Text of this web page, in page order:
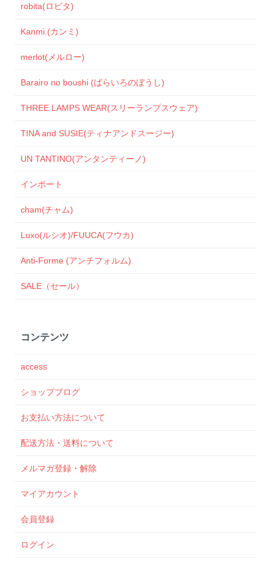
robita(ロビタ)
Kanmi.(カンミ)
merlot(メルロー)
Barairo no boushi (ばらいろのぼうし)
THREE LAMPS WEAR(スリーランプスウェア)
TINA and SUSIE(ティナアンドスージー)
UN TANTINO(アンタンティーノ)
インポート
cham(チャム)
Luxo(ルシオ)/FUUCA(フウカ)
Anti-Forme (アンチフォルム)
SALE（セール）
コンテンツ
access
ショップブログ
お支払い方法について
配送方法・送料について
メルマガ登録・解除
マイアカウント
会員登録
ログイン